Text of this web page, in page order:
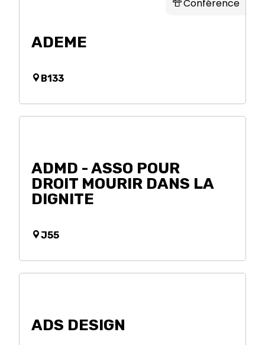
ADEME
B133
Conférence
ADMD - ASSO POUR
DROIT MOURIR DANS LA
DIGNITE
J55
ADS DESIGN